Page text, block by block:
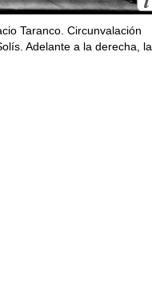
Taranco. Circunvalación
Adelante a la derecha, la